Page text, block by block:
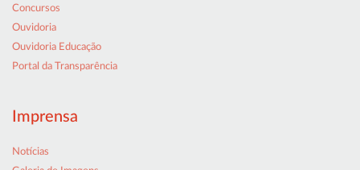
Concursos
Ouvidoria
Ouvidoria Educação
Portal da Transparência
Imprensa
Notícias